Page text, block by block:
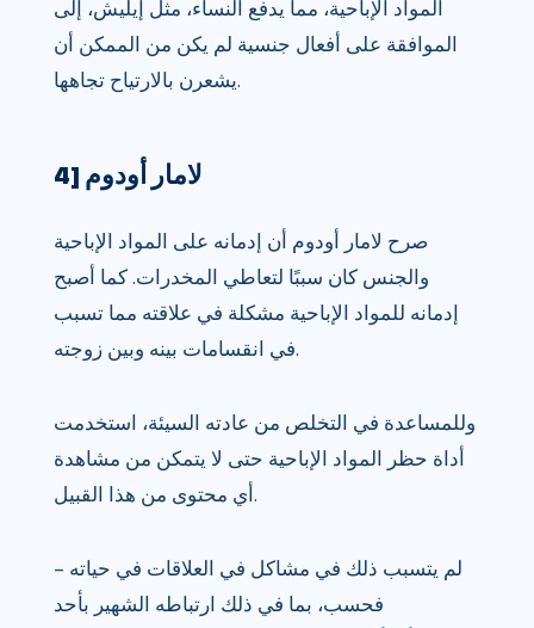
المواد الإباحية، مما يدفع النساء، مثل إيليش، إلى
الموافقة على أفعال جنسية لم يكن من الممكن أن
يشعرن بالارتياح تجاهها.
4] لامار أودوم
صرح لامار أودوم أن إدمانه على المواد الإباحية
والجنس كان سببًا لتعاطي المخدرات. كما أصبح
إدمانه للمواد الإباحية مشكلة في علاقته مما تسبب
في انقسامات بينه وبين زوجته.
وللمساعدة في التخلص من عادته السيئة، استخدمت
أداة حظر المواد الإباحية حتى لا يتمكن من مشاهدة
أي محتوى من هذا القبيل.
لم يتسبب ذلك في مشاكل في العلاقات في حياته –
فحسب، بما في ذلك ارتباطه الشهير بأحد